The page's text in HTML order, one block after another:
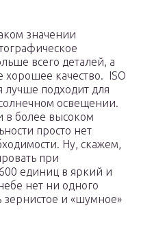
значении
всего деталей, а
хорошее качество. ISO
лучше подходит для
освещении.
в более высоком
просто нет
Ну, скажем,
при
единиц в яркий и
нет ни одного
зернистое и «шумное»